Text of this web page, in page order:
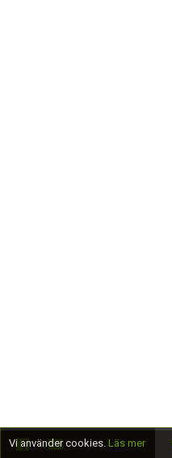
Vi använder cookies. Läs mer